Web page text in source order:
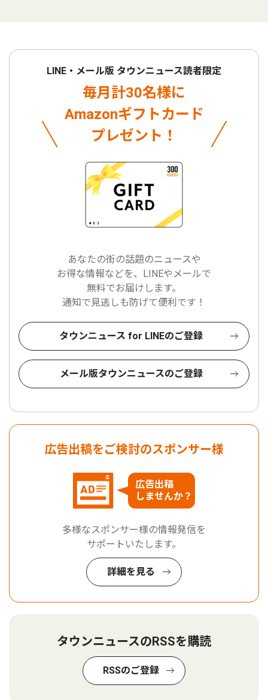
LINE・メール版 タウンニュース読者限定
毎月計30名様に
Amazonギフトカード
プレゼント！
あなたの街の話題のニュースや
お得な情報などを、LINEやメールで
無料でお届けします。
通知で見逃しも防げて便利です！
タウンニュース for LINEのご登録
メール版タウンニュースのご登録
広告出稿をご検討のスポンサー様
広告出稿
しませんか？
多様なスポンサー様の情報発信を
サポートいたします。
詳細を見る
タウンニュースのRSSを購読
RSSのご登録